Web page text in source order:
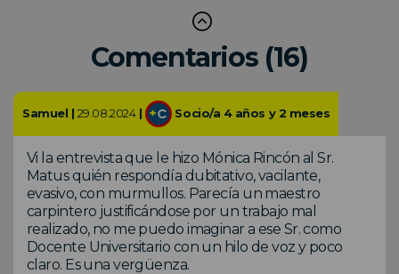
Comentarios (16)
Samuel | 29.08.2024| Socio/a 4 años y 2 meses
Vi la entrevista que le hizo Mónica Rincón al Sr.
Matus quién respondía dubitativo, vacilante,
evasivo, con murmullos. Parecía un maestro
carpintero justificándose por un trabajo mal
realizado, no me puedo imaginar a ese Sr. como
Docente Universitario con un hilo de voz y poco
claro. Es una vergüenza.